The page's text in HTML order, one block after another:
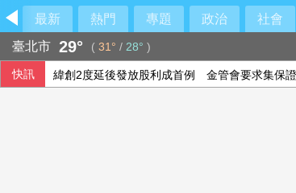
最新 熱門 專題 政治 社會
臺北市 29° ( 31° / 28° )
快訊 緯創2度延後發放股利成首例 金管會要求集保